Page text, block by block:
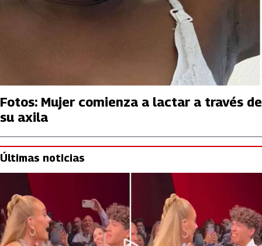
Fotos: Mujer comienza a lactar a través de
su axila
Últimas noticias